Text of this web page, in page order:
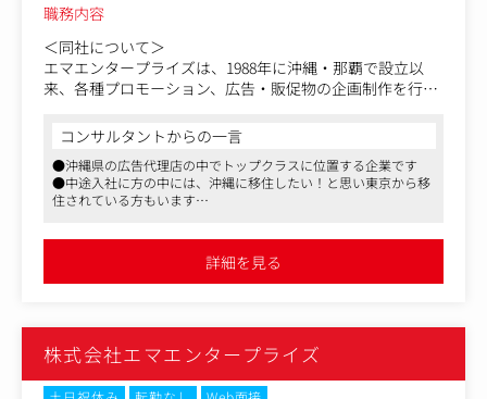
業界はメーカー、通信、エネルギー、飲食、ホテル、不動
産など様々です。
＜同業他社と比較した際の同社の強み＞
て活動しています。
単なる発注業者ではなくクライアントと一心同体となり、
依頼を受けるだけでなく企業のために提案を行い、企業の
成長に貢献しています。
職務内容
＜同社について＞
エマエンタープライズは、1988年に沖縄・那覇で設立以
来、各種プロモーション、広告・販促物の企画制作を行う
沖縄県の広告代理店の中でトップクラスに位置する企業で
す。
＜お任せするお仕事について＞
・広告・セールスプロモーション、デジタルプロモーショ
・企業や団体、自治体などの調査や広報業務のプランニン
手企業、
琉球新報社などの地元企業の他、沖縄県をメインに行政か
コンサルタントからの一言
●沖縄県の広告代理店の中でトップクラスに位置する企業です
●中途入社に方の中には、沖縄に移住したい！と思い東京から移
住されている方もいます
詳細を見る
株式会社エマエンタープライズ